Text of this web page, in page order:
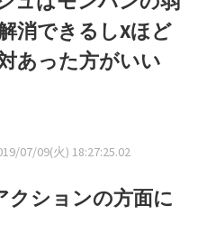
消できるしXほど
あった方がいい
07/09(火) 18:27:25.02
クションの方面に